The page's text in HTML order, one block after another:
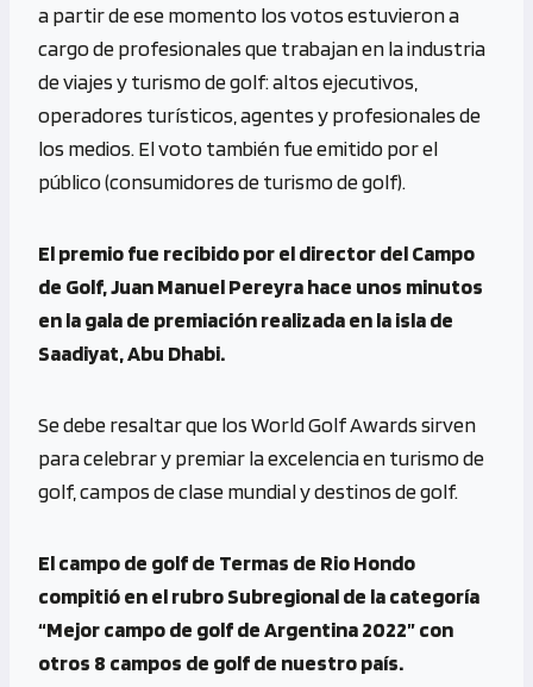
a partir de ese momento los votos estuvieron a
cargo de profesionales que trabajan en la industria
de viajes y turismo de golf: altos ejecutivos,
operadores turísticos, agentes y profesionales de
los medios. El voto también fue emitido por el
público (consumidores de turismo de golf).
El premio fue recibido por el director del Campo
de Golf, Juan Manuel Pereyra hace unos minutos
en la gala de premiación realizada en la isla de
Saadiyat, Abu Dhabi.
Se debe resaltar que los World Golf Awards sirven
para celebrar y premiar la excelencia en turismo de
golf, campos de clase mundial y destinos de golf.
El campo de golf de Termas de Rio Hondo
compitió en el rubro Subregional de la categoría
“Mejor campo de golf de Argentina 2022” con
otros 8 campos de golf de nuestro país.